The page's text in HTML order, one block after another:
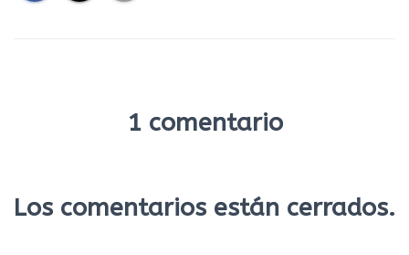
1 comentario
Los comentarios están cerrados.